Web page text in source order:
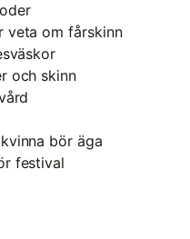
veta om fårskinn
och skinn
bör äga
festival